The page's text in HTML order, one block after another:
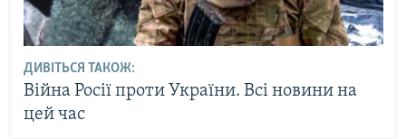
ДИВІТЬСЯ ТАКОЖ:
Війна Росії проти України. Всі новини на
цей час